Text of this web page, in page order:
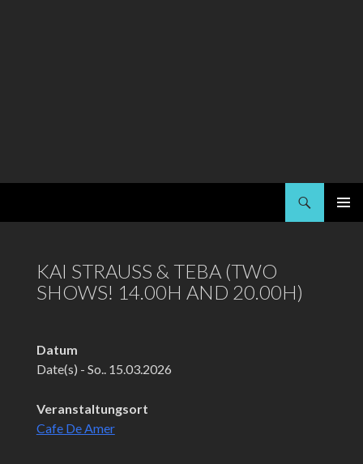
KAI STRAUSS & TEBA (TWO
SHOWS! 14.00H AND 20.00H)
Datum
Date(s) - So.. 15.03.2026
Veranstaltungsort
Cafe De Amer